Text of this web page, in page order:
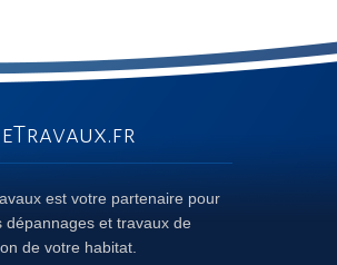
est votre partenaire pour
dépannages et travaux de
de votre habitat.